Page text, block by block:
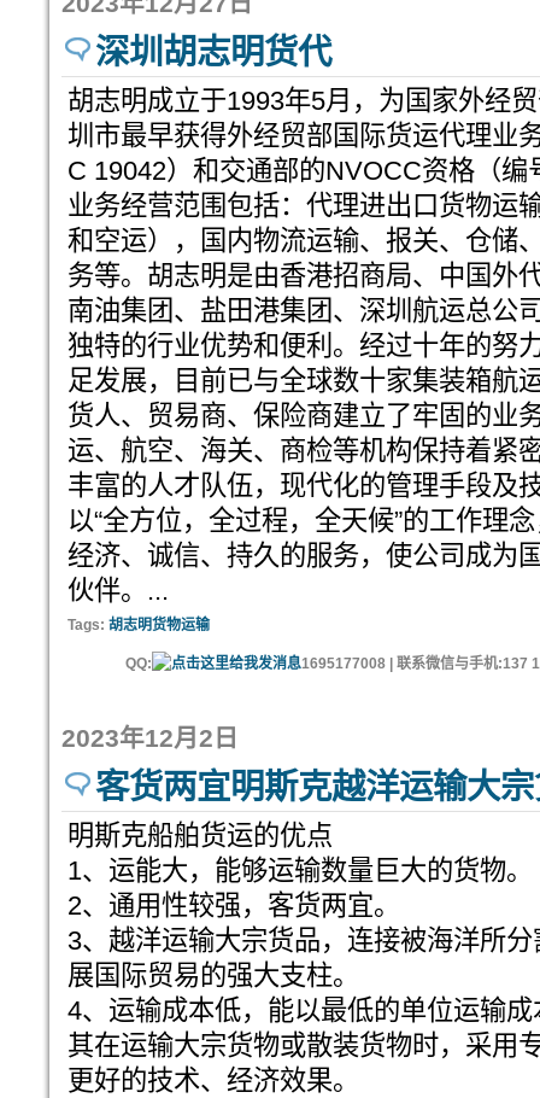
深圳胡志明货代
胡志明成立于1993年5月，为国家外经
圳市最早获得外经贸部国际货运代理业
C 19042）和交通部的NVOCC资格（
业务经营范围包括：代理进出口货物运
和空运），国内物流运输、报关、仓储
务等。胡志明是由香港招商局、中国外
南油集团、盐田港集团、深圳航运总公
独特的行业优势和便利。经过十年的努
足发展，目前已与全球数十家集装箱航
货人、贸易商、保险商建立了牢固的业
运、航空、海关、商检等机构保持着紧
丰富的人才队伍，现代化的管理手段及
以“全方位，全过程，全天候”的工作理
经济、诚信、持久的服务，使公司成为
伙伴。...
Tags: 胡志明货物运输
QQ: 1695177008 | 联系微信与手机:137
2023年12月2日
客货两宜明斯克越洋运输大
明斯克船舶货运的优点
1、运能大，能够运输数量巨大的货物。
2、通用性较强，客货两宜。
3、越洋运输大宗货品，连接被海洋所
展国际贸易的强大支柱。
4、运输成本低，能以最低的单位运输
其在运输大宗货物或散装货物时，采用
更好的技术、经济效果。